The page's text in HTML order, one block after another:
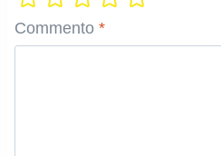
Commento *